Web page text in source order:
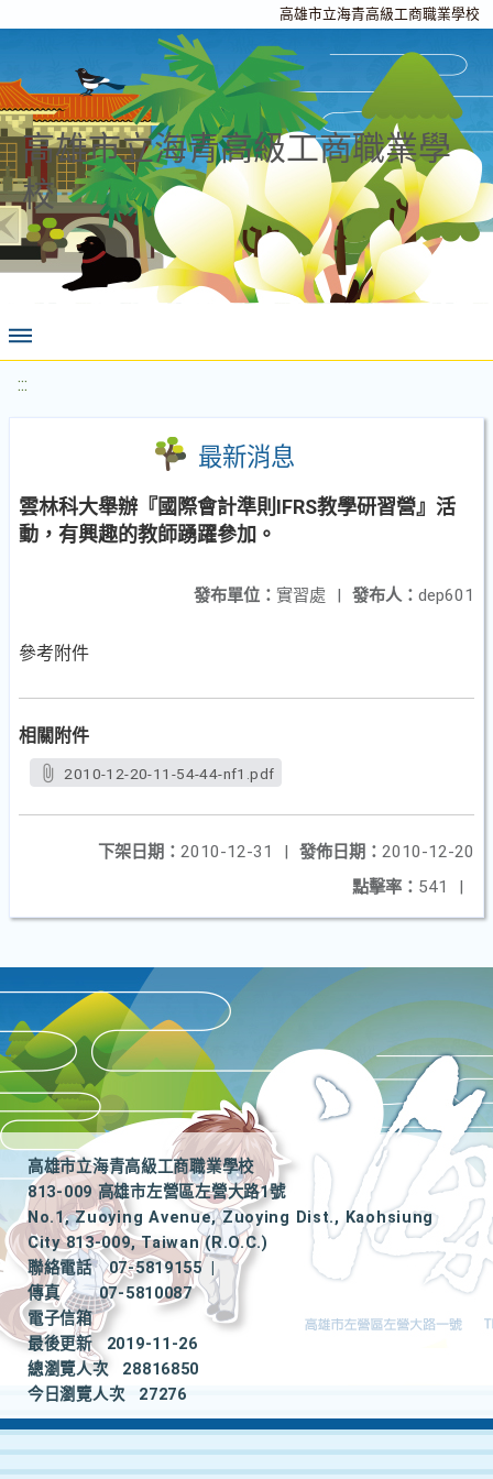
高雄市立海青高級工商職業學校
高雄市立海青高級工商職業學
校
:::
最新消息
雲林科大舉辦『國際會計準則IFRS教學研習營』活
動，有興趣的教師踴躍參加。
發布人： dep601
發布單位： 實習處 |
參考附件
相關附件
2010-12-20-11-54-44-nf1.pdf
發佈日期： 2010-12-20
下架日期： 2010-12-31
|
點擊率： 541 |
高雄市立海青高級工商職業學校
813-009 高雄市左營區左營大路1號
No.1, Zuoying Avenue, Zuoying Dist., Kaohsiung
City 813-009, Taiwan (R.O.C.)
聯絡電話
07-5819155
|
傳真
07-5810087
電子信箱
最後更新
2019-11-26
總瀏覽人次
28816850
今日瀏覽人次
27276